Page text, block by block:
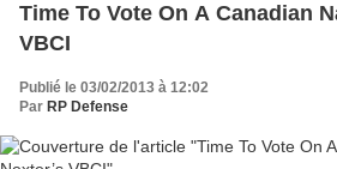
Time To Vote On A Canadian
VBCI
Publié le 03/02/2013 à 12:02
Par RP Defense